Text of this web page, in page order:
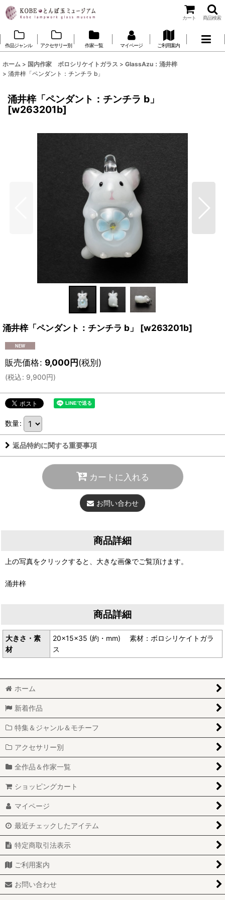
カート 商品検索
作品ジャンル アクセサリー別 作家一覧 マイページ ご利用案内
ホーム > 国内作家 ボロシリケイトガラス > GlassAzu：涌井梓
> 涌井梓「ペンダント：チンチラ b」
涌井梓「ペンダント：チンチラ b」
[w263201b]
涌井梓「ペンダント：チンチラ b」 [w263201b]
販売価格: 9,000円(税別)
(税込: 9,900円)
数量:
返品特約に関する重要事項
カートに入れる
お問い合わせ
商品詳細
上の写真をクリックすると、大きな画像でご覧頂けます。
涌井梓
商品詳細
大きさ・素
材
20×15×35 (約・mm) 素材：ボロシリケイトガラ
ス
ホーム
新着作品
特集＆ジャンル＆モチーフ
アクセサリー別
全作品＆作家一覧
ショッピングカート
マイページ
最近チェックしたアイテム
特定商取引法表示
ご利用案内
お問い合わせ